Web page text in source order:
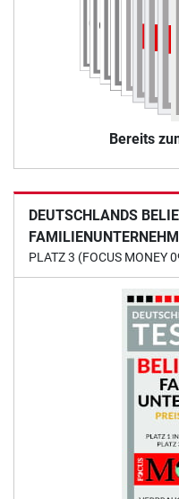
Bereits
DEUTSCHLANDS
PLATZ 3 (FOCUS MONEY